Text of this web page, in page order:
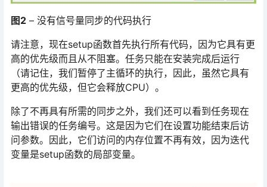
图2 – 没有信号量同步的代码执行
请注意，现在setup函数首先执行所有代码，因为它具有更
高的优先级而且从不阻塞。任务只能在安装完成后运行
（请记住，我们暂停了主循环的执行，因此，虽然它具有
更高的优先级，但它会释放CPU）。
除了不再具有所需的同步之外，我们还可以看到任务现在
输出错误的任务编号。这是因为它们在设置功能结束后访
问参数。因此，它们访问的内存位置不再有效，因为迭代
变量是setup函数的局部变量。